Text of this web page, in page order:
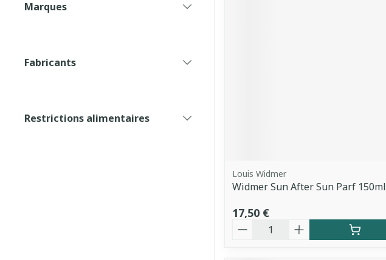
Marques
Fabricants
Restrictions alimentaires
Louis Widmer
Widmer Sun After Sun Parf 150ml
17,50 €
Quantité